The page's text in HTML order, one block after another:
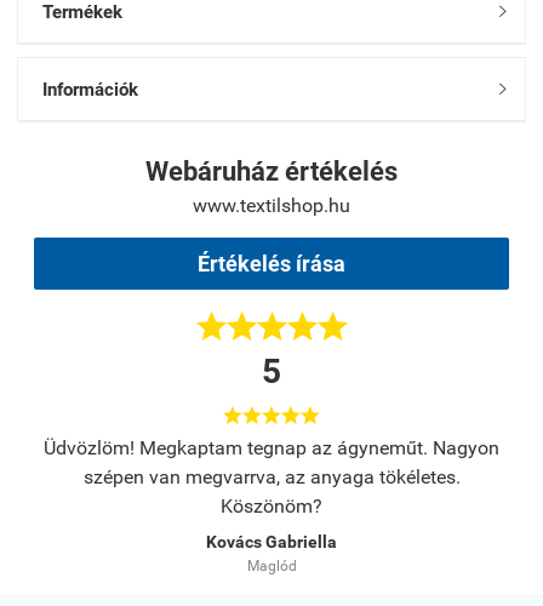
Termékek 
Információk 
Webáruház értékelés
www.textilshop.hu
Értékelés írása

5

Üdvözlöm! Megkaptam tegnap az ágyneműt. Nagyon
szépen van megvarrva, az anyaga tökéletes.
Köszönöm?
Kovács Gabriella
Maglód